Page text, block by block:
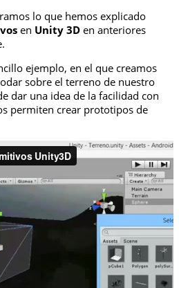
lo que hemos explicado
en Unity 3D en anteriores
ejemplo, en el que creamos
sobre el terreno de nuestro
dar una idea de la facilidad con
permiten crear prototipos de